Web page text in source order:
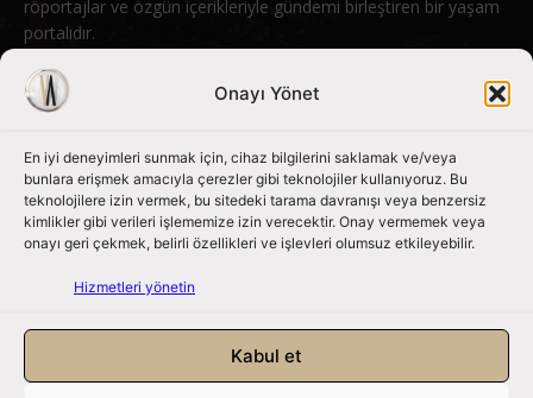
Onayı Yönet
En iyi deneyimleri sunmak için, cihaz bilgilerini saklamak ve/veya
bunlara erişmek amacıyla çerezler gibi teknolojiler kullanıyoruz. Bu
teknolojilere izin vermek, bu sitedeki tarama davranışı veya benzersiz
kimlikler gibi verileri işlememize izin verecektir. Onay vermemek veya
onayı geri çekmek, belirli özellikleri ve işlevleri olumsuz etkileyebilir.
Hizmetleri yönetin
Kabul et
röportajlar ve özgün içerikleriyle gündemi birleştiren bir yaşam
portalıdır.
Bizimle iletişime geçin: info@nouvart.net
Bizi Takip Edin